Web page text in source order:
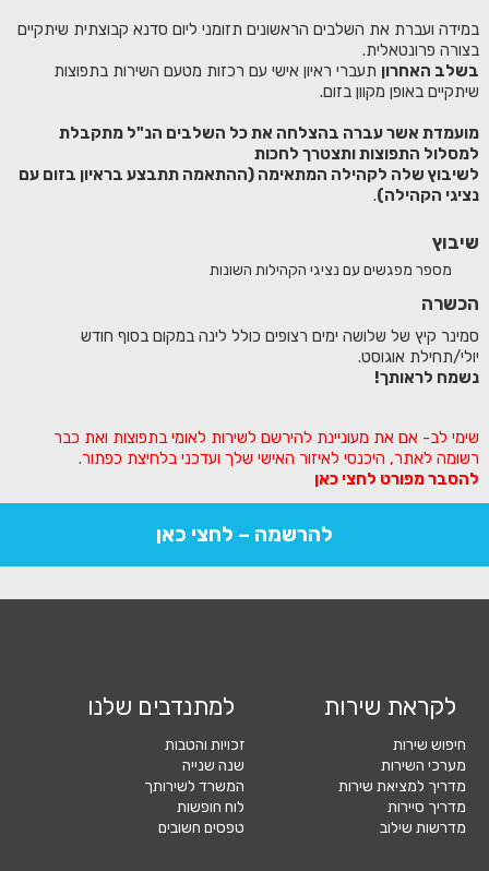
במידה ועברת את השלבים הראשונים תזומני ליום סדנא קבוצתית שיתקיים
בצורה פרונטאלית.
בשלב האחרון תעברי ראיון אישי עם רכזות מטעם השירות בתפוצות
שיתקיים באופן מקוון בזום.
מועמדת אשר עברה בהצלחה את כל השלבים הנ"ל מתקבלת
למסלול התפוצות ותצטרך לחכות
לשיבוץ שלה לקהילה המתאימה (ההתאמה תתבצע בראיון בזום עם
נציגי הקהילה).
שיבוץ
מספר מפגשים עם נציגי הקהילות השונות
הכשרה
סמינר קיץ של שלושה ימים רצופים כולל לינה במקום בסוף חודש
יולי/תחילת אוגוסט.
נשמח לראותך!
שימי לב- אם את מעוניינת להירשם לשירות לאומי בתפוצות ואת כבר
רשומה לאתר, היכנסי לאיזור האישי שלך ועדכני בלחיצת כפתור.
להסבר מפורט לחצי כאן
להרשמה – לחצי כאן
לקראת שירות
חיפוש שירות
מערכי השירות
מדריך למציאת שירות
מדריך סיירות
מדרשות שילוב
למתנדבים שלנו
זכויות והטבות
שנה שנייה
המשרד לשירותך
לוח חופשות
טפסים חשובים